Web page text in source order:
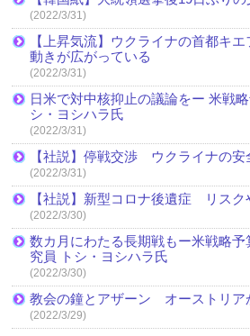
(2022/3/31)
【上昇気流】ウクライナの首都キ
動きが広がっている
(2022/3/31)
日米で対中核抑止の議論をー 米戦
シ・ヨシハラ氏
(2022/3/31)
【社説】停戦交渉 ウクライナの安
(2022/3/31)
【社説】新型コロナ後遺症 リスク
(2022/3/30)
数カ月にわたる長期戦もー米戦略
究員 トシ・ヨシハラ氏
(2022/3/30)
教会の鐘とアザーン オーストリア
(2022/3/29)